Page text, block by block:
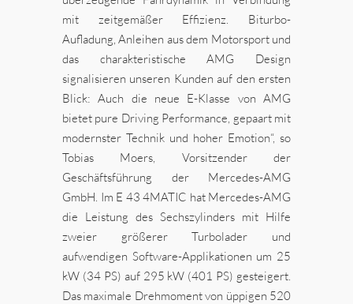
mit zeitgemäßer Effizienz. Biturbo-
Aufladung, Anleihen aus dem Motorsport und
das charakteristische AMG Design
signalisieren unseren Kunden auf den ersten
Blick: Auch die neue E-Klasse von AMG
bietet pure Driving Performance, gepaart mit
modernster Technik und hoher Emotion“, so
Tobias Moers, Vorsitzender der
Geschäftsführung der Mercedes-AMG
GmbH. Im E 43 4MATIC hat Mercedes-AMG
die Leistung des Sechszylinders mit Hilfe
zweier größerer Turbolader und
aufwendigen Software-Applikationen um 25
kW (34 PS) auf 295 kW (401 PS) gesteigert.
Das maximale Drehmoment von üppigen 520